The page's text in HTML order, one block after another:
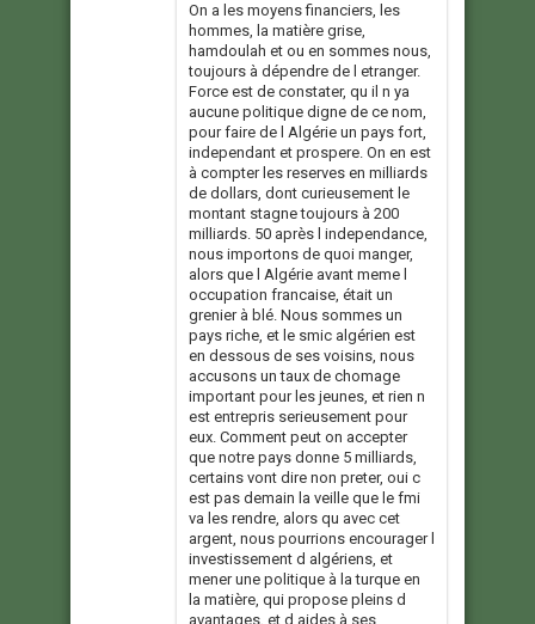
On a les moyens financiers, les
hommes, la matière grise,
hamdoulah et ou en sommes nous,
toujours à dépendre de l etranger.
Force est de constater, qu il n ya
aucune politique digne de ce nom,
pour faire de l Algérie un pays fort,
independant et prospere. On en est
à compter les reserves en milliards
de dollars, dont curieusement le
montant stagne toujours à 200
milliards. 50 après l independance,
nous importons de quoi manger,
alors que l Algérie avant meme l
occupation francaise, était un
grenier à blé. Nous sommes un
pays riche, et le smic algérien est
en dessous de ses voisins, nous
accusons un taux de chomage
important pour les jeunes, et rien n
est entrepris serieusement pour
eux. Comment peut on accepter
que notre pays donne 5 milliards,
certains vont dire non preter, oui c
est pas demain la veille que le fmi
va les rendre, alors qu avec cet
argent, nous pourrions encourager l
investissement d algériens, et
mener une politique à la turque en
la matière, qui propose pleins d
avantages, et d aides à ses